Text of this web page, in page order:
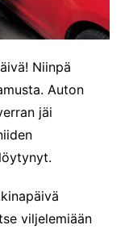
Niinpä
Auton
jäi
viljelemiään